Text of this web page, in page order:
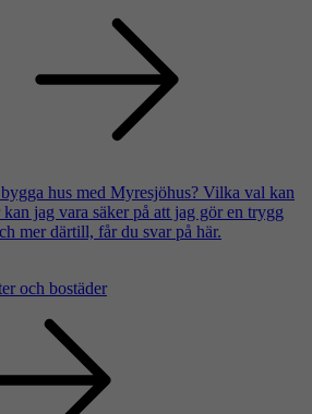
hus med Myresjöhus? Vilka val kan
jag vara säker på att jag gör en trygg
mer därtill, får du svar på här.
och bostäder